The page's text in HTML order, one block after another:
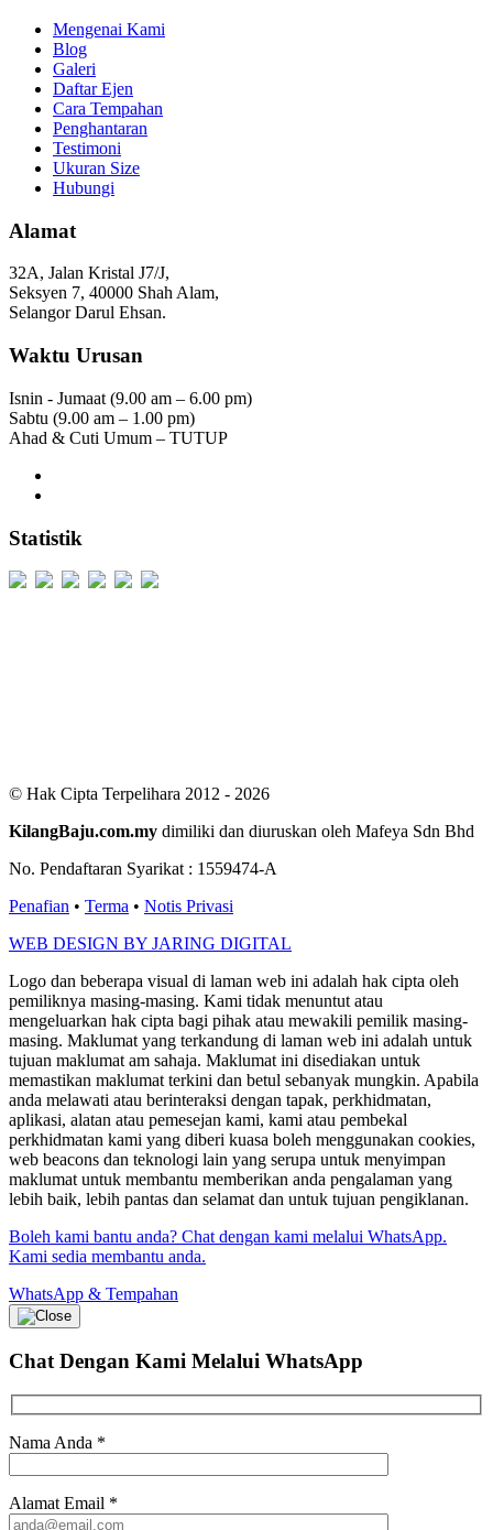
Mengenai Kami
Blog
Galeri
Daftar Ejen
Cara Tempahan
Penghantaran
Testimoni
Ukuran Size
Hubungi
Alamat
32A, Jalan Kristal J7/J,
Seksyen 7, 40000 Shah Alam,
Selangor Darul Ehsan.
Waktu Urusan
Isnin - Jumaat (9.00 am – 6.00 pm)
Sabtu (9.00 am – 1.00 pm)
Ahad & Cuti Umum – TUTUP
Statistik
© Hak Cipta Terpelihara 2012 - 2026
KilangBaju.com.my dimiliki dan diuruskan oleh Mafeya Sdn Bhd
No. Pendaftaran Syarikat : 1559474-A
Penafian • Terma • Notis Privasi
WEB DESIGN BY JARING DIGITAL
Logo dan beberapa visual di laman web ini adalah hak cipta oleh
pemiliknya masing-masing. Kami tidak menuntut atau
mengeluarkan hak cipta bagi pihak atau mewakili pemilik masing-
masing. Maklumat yang terkandung di laman web ini adalah untuk
tujuan maklumat am sahaja. Maklumat ini disediakan untuk
memastikan maklumat terkini dan betul sebanyak mungkin. Apabila
anda melawati atau berinteraksi dengan tapak, perkhidmatan,
aplikasi, alatan atau pemesejan kami, kami atau pembekal
perkhidmatan kami yang diberi kuasa boleh menggunakan cookies,
web beacons dan teknologi lain yang serupa untuk menyimpan
maklumat untuk membantu memberikan anda pengalaman yang
lebih baik, lebih pantas dan selamat dan untuk tujuan pengiklanan.
Boleh kami bantu anda? Chat dengan kami melalui WhatsApp.
Kami sedia membantu anda.
WhatsApp & Tempahan
Chat Dengan Kami Melalui WhatsApp
Nama Anda *
Alamat Email *